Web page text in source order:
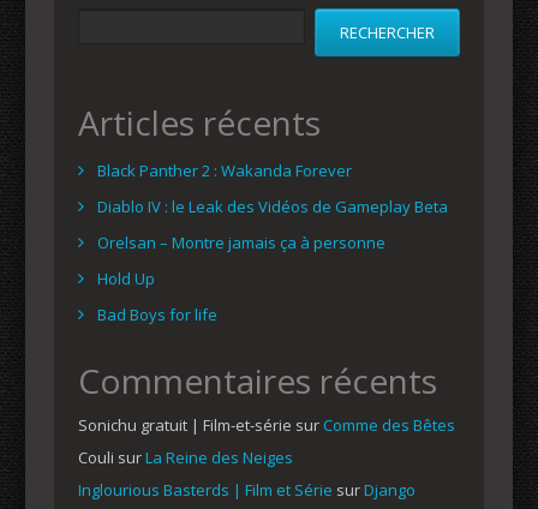
RECHERCHER
Articles récents
Black Panther 2 : Wakanda Forever
Diablo IV : le Leak des Vidéos de Gameplay Beta
Orelsan – Montre jamais ça à personne
Hold Up
Bad Boys for life
Commentaires récents
Sonichu gratuit | Film-et-série sur Comme des Bêtes
Couli surLa Reine des Neiges
Inglourious Basterds | Film et Série surDjango